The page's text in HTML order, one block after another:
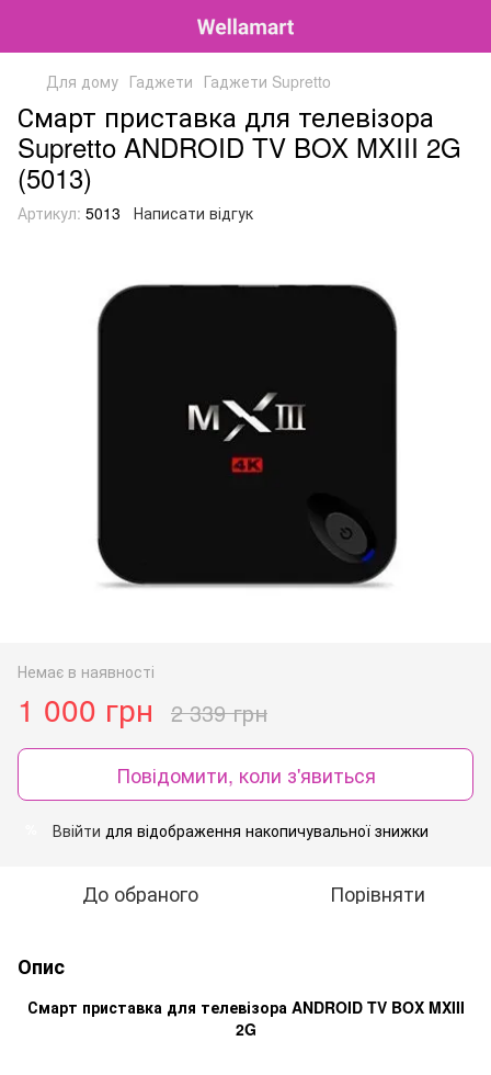
Для дому Гаджети Гаджети Supretto
Смарт приставка для телевізора
Supretto ANDROID TV BOX MXIII 2G
(5013)
Артикул: 5013 Написати відгук
Немає в наявності
1 000 грн 2 339 грн
Повідомити, коли з'явиться
Ввійти для відображення накопичувальної знижки
До обраного Порівняти
Опис
Смарт приставка для телевізора ANDROID TV BOX MXIII
2G